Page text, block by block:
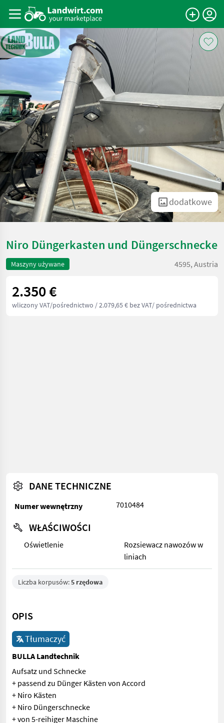
dodatkowe
Niro Düngerkasten und Düngerschnecke
Maszyny używane 4595, Austria
2.350 €
wliczony VAT/pośrednictwo / 2.079,65 € bez VAT/ pośrednictwa
DANE TECHNICZNE
Numer wewnętrzny 7010484
WŁAŚCIWOŚCI
Oświetlenie
Rozsiewacz nawozów w
liniach
Liczba korpusów:5 rzędowa
OPIS
Tłumaczyć
BULLA Landtechnik
Aufsatz und Schnecke
+ passend zu Dünger Kästen von Accord
+ Niro Kästen
+ Niro Düngerschnecke
+ von 5-reihiger Maschine